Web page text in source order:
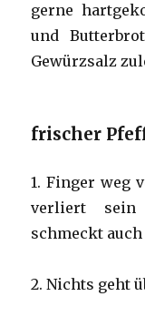
gerne
und
Gewürzsalz
frischer
1. Finger weg
verliert
schmeckt
2. Nichts geht